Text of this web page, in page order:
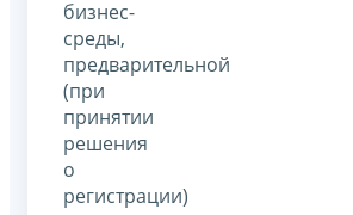
бизнес-
среды,
предварительной
(при
принятии
решения
о
регистрации)